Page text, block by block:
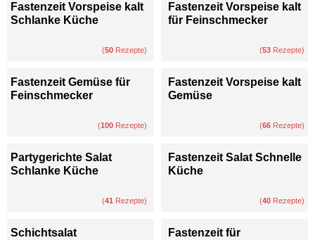
Fastenzeit Vorspeise kalt
Schlanke Küche
(50 Rezepte)
Fastenzeit Vorspeise kalt
für Feinschmecker
(53 Rezepte)
Fastenzeit Gemüse für
Feinschmecker
(100 Rezepte)
Fastenzeit Vorspeise kalt
Gemüse
(66 Rezepte)
Partygerichte Salat
Schlanke Küche
(41 Rezepte)
Fastenzeit Salat Schnelle
Küche
(40 Rezepte)
Schichtsalat Fastenzeit für